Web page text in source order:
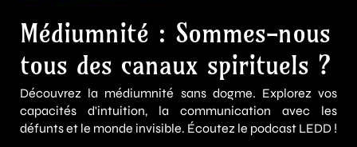
Médiumnité : Sommes-nous
tous des canaux spirituels ?
Découvrez la médiumnité sans dogme. Explorez vos
capacités d'intuition, la communication avec les
défunts et le monde invisible. Écoutez le podcast LEDD !